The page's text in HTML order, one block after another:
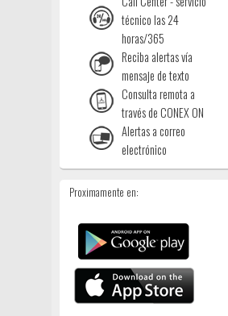
técnico las 24
horas/365
Reciba alertas vía
mensaje de texto
Consulta remota a
través de CONEX ON
Alertas a correo
electrónico
Proximamente en: